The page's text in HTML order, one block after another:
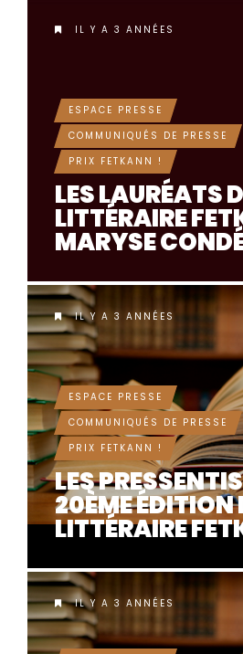
IL Y A 3 ANNÉES
ESPACE PRESSE
COMMUNIQUÉS DE PRESSE
PRIX FETKANN !
LES LAURÉATS
LITTÉRAIRE
MARYSE
IL Y A 3 ANNÉES
ESPACE PRESSE
COMMUNIQUÉS DE PRESSE
PRIX FETKANN !
LES
20ÈME ÉDITION
LITTÉRAIRE
IL Y A 3 ANNÉES